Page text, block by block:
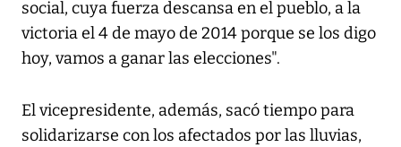
social, cuya fuerza descansa en el pueblo, a la
victoria el 4 de mayo de 2014 porque se los digo
hoy, vamos a ganar las elecciones".
El vicepresidente, además, sacó tiempo para
solidarizarse con los afectados por las lluvias,